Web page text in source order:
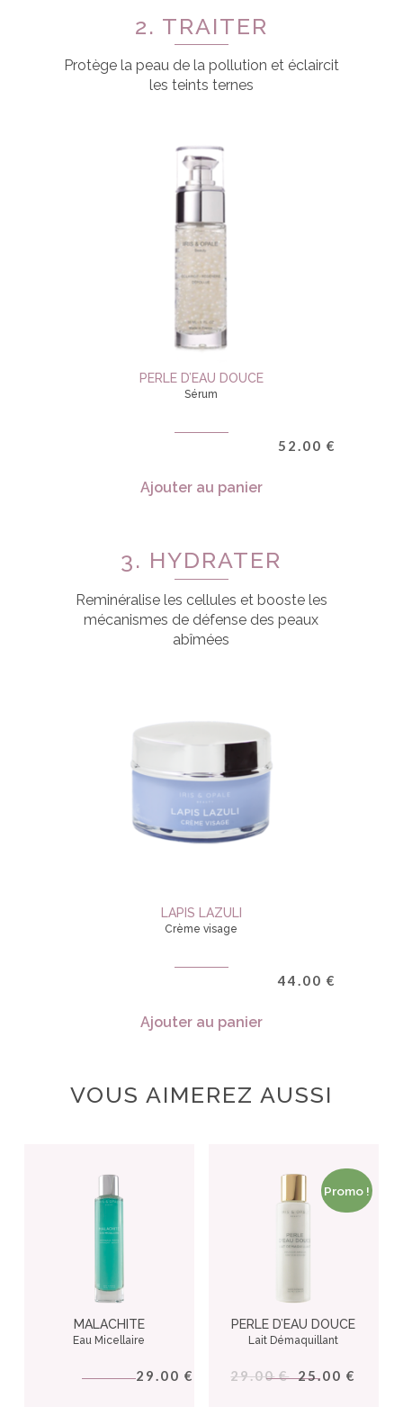
2. TRAITER
Protège la peau de la pollution et éclaircit
les teints ternes
PERLE D’EAU DOUCE
Sérum
52.00 €
Ajouter au panier
3. HYDRATER
Reminéralise les cellules et booste les
mécanismes de défense des peaux
abîmées
LAPIS LAZULI
Crème visage
44.00 €
Ajouter au panier
VOUS AIMEREZ AUSSI
MALACHITE
Eau Micellaire
29.00 €
Promo !
PERLE D’EAU DOUCE
Lait Démaquillant
29.00 € 25.00 €